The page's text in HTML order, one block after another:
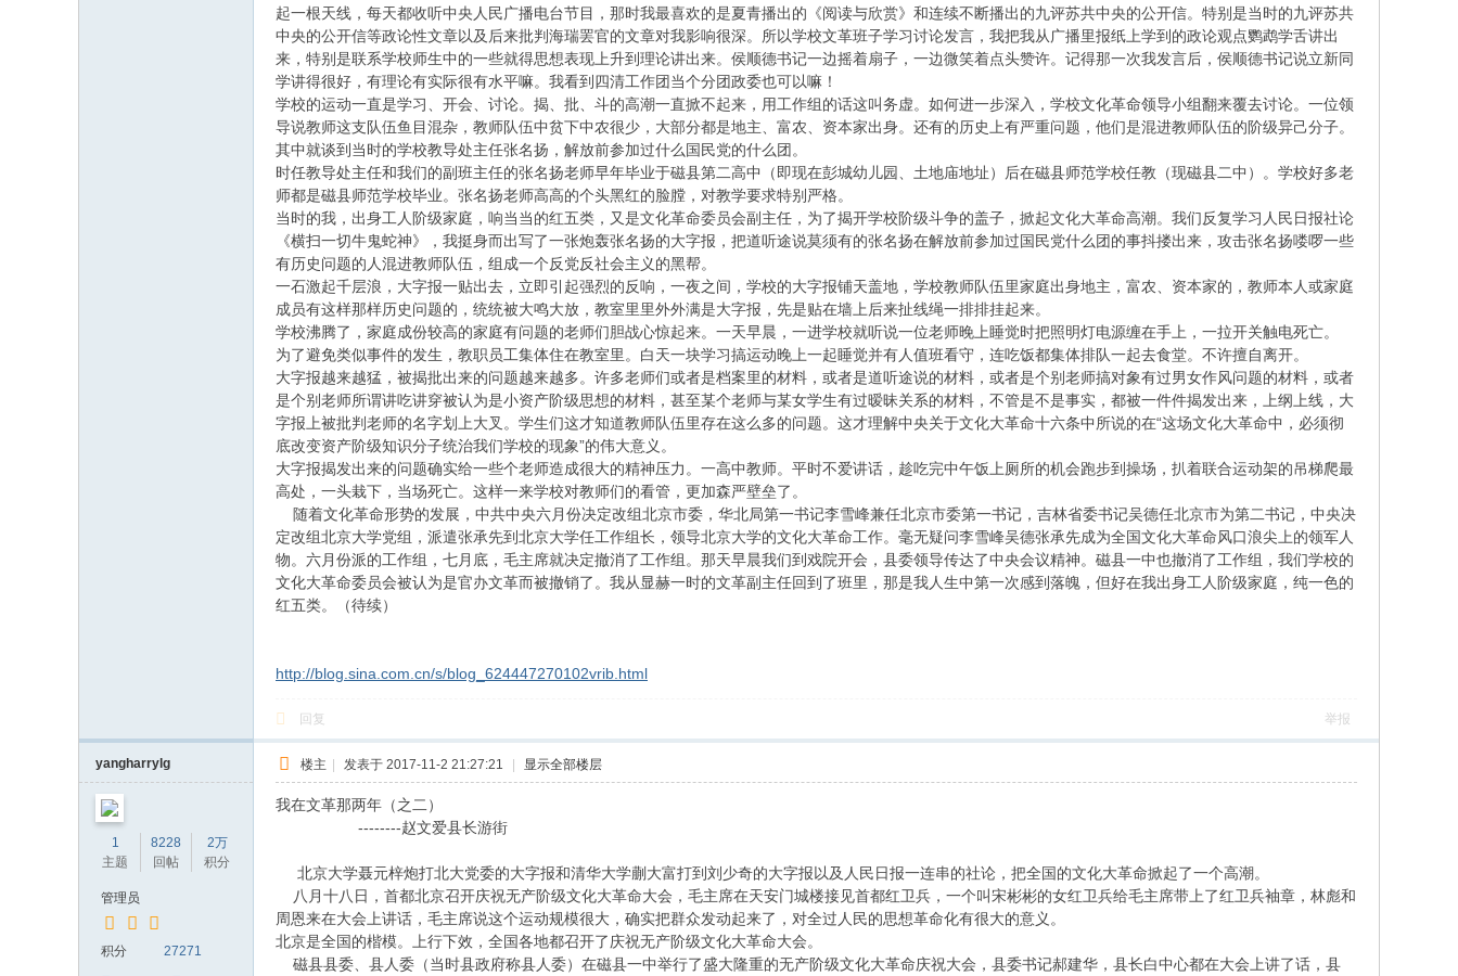
起一根天线，每天都收听中央人民广播电台节目，那时我最喜欢的是夏青播出的《阅读与欣赏》和连续不断播出的九评苏共中央的公开信。特别是当时的九评苏共
中央的公开信等政论性文章以及后来批判海瑞罢官的文章对我影响很深。所以学校文革班子学习讨论发言，我把我从广播里报纸上学到的政论观点鹦鹉学舌讲出
来，特别是联系学校师生中的一些就得思想表现上升到理论讲出来。侯顺德书记一边摇着扇子，一边微笑着点头赞许。记得那一次我发言后，侯顺德书记说立新同
学讲得很好，有理论有实际很有水平嘛。我看到四清工作团当个分团政委也可以嘛！
学校的运动一直是学习、开会、讨论。揭、批、斗的高潮一直掀不起来，用工作组的话这叫务虚。如何进一步深入，学校文化革命领导小组翻来覆去讨论。一位领
导说教师这支队伍鱼目混杂，教师队伍中贫下中农很少，大部分都是地主、富农、资本家出身。还有的历史上有严重问题，他们是混进教师队伍的阶级异己分子。
其中就谈到当时的学校教导处主任张名扬，解放前参加过什么国民党的什么团。
时任教导处主任和我们的副班主任的张名扬老师早年毕业于磁县第二高中（即现在彭城幼儿园、土地庙地址）后在磁县师范学校任教（现磁县二中）。学校好多老
师都是磁县师范学校毕业。张名扬老师高高的个头黑红的脸膛，对教学要求特别严格。
当时的我，出身工人阶级家庭，响当当的红五类，又是文化革命委员会副主任，为了揭开学校阶级斗争的盖子，掀起文化大革命高潮。我们反复学习人民日报社论
《横扫一切牛鬼蛇神》，我挺身而出写了一张炮轰张名扬的大字报，把道听途说莫须有的张名扬在解放前参加过国民党什么团的事抖搂出来，攻击张名扬喽啰一些
有历史问题的人混进教师队伍，组成一个反党反社会主义的黑帮。
一石激起千层浪，大字报一贴出去，立即引起强烈的反响，一夜之间，学校的大字报铺天盖地，学校教师队伍里家庭出身地主，富农、资本家的，教师本人或家庭
成员有这样那样历史问题的，统统被大鸣大放，教室里里外外满是大字报，先是贴在墙上后来扯线绳一排排挂起来。
学校沸腾了，家庭成份较高的家庭有问题的老师们胆战心惊起来。一天早晨，一进学校就听说一位老师晚上睡觉时把照明灯电源缠在手上，一拉开关触电死亡。
为了避免类似事件的发生，教职员工集体住在教室里。白天一块学习搞运动晚上一起睡觉并有人值班看守，连吃饭都集体排队一起去食堂。不许擅自离开。
大字报越来越猛，被揭批出来的问题越来越多。许多老师们或者是档案里的材料，或者是道听途说的材料，或者是个别老师搞对象有过男女作风问题的材料，或者
是个别老师所谓讲吃讲穿被认为是小资产阶级思想的材料，甚至某个老师与某女学生有过暧昧关系的材料，不管是不是事实，都被一件件揭发出来，上纲上线，大
字报上被批判老师的名字划上大叉。学生们这才知道教师队伍里存在这么多的问题。这才理解中央关于文化大革命十六条中所说的在“这场文化大革命中，必须彻
底改变资产阶级知识分子统治我们学校的现象”的伟大意义。
大字报揭发出来的问题确实给一些个老师造成很大的精神压力。一高中教师。平时不爱讲话，趁吃完中午饭上厕所的机会跑步到操场，扒着联合运动架的吊梯爬最
高处，一头栽下，当场死亡。这样一来学校对教师们的看管，更加森严壁垒了。
随着文化革命形势的发展，中共中央六月份决定改组北京市委，华北局第一书记李雪峰兼任北京市委第一书记，吉林省委书记吴德任北京市为第二书记，中央决
定改组北京大学党组，派遣张承先到北京大学任工作组长，领导北京大学的文化大革命工作。毫无疑问李雪峰吴德张承先成为全国文化大革命风口浪尖上的领军人
物。六月份派的工作组，七月底，毛主席就决定撤消了工作组。那天早晨我们到戏院开会，县委领导传达了中央会议精神。磁县一中也撤消了工作组，我们学校的
文化大革命委员会被认为是官办文革而被撤销了。我从显赫一时的文革副主任回到了班里，那是我人生中第一次感到落魄，但好在我出身工人阶级家庭，纯一色的
红五类。（待续）
http://blog.sina.com.cn/s/blog_624447270102vrib.html
回复 举报
yangharrylg
1
主题
8228
回帖
2万
积分
管理员
积分 27271
楼主 | 发表于 2017-11-2 21:27:21 | 显示全部楼层
我在文革那两年（之二）
--------赵文爱县长游街
北京大学聂元梓炮打北大党委的大字报和清华大学蒯大富打到刘少奇的大字报以及人民日报一连串的社论，把全国的文化大革命掀起了一个高潮。
八月十八日，首都北京召开庆祝无产阶级文化大革命大会，毛主席在天安门城楼接见首都红卫兵，一个叫宋彬彬的女红卫兵给毛主席带上了红卫兵袖章，林彪和
周恩来在大会上讲话，毛主席说这个运动规模很大，确实把群众发动起来了，对全过人民的思想革命化有很大的意义。
北京是全国的楷模。上行下效，全国各地都召开了庆祝无产阶级文化大革命大会。
磁县县委、县人委（当时县政府称县人委）在磁县一中举行了盛大隆重的无产阶级文化大革命庆祝大会，县委书记郝建华，县长白中心都在大会上讲了话，县